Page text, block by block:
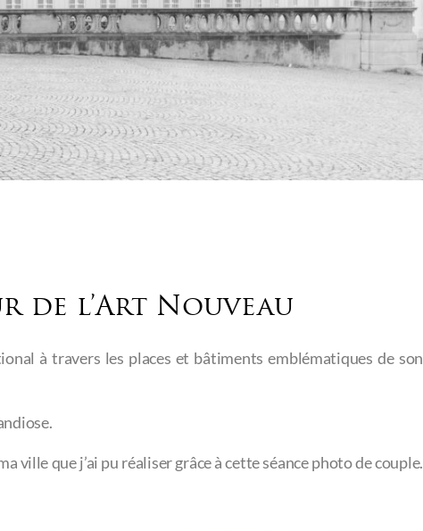
de l’Art Nouveau
à travers les places et bâtiments emblématiques de son
ville que j’ai pu réaliser grâce à cette séance photo de couple.